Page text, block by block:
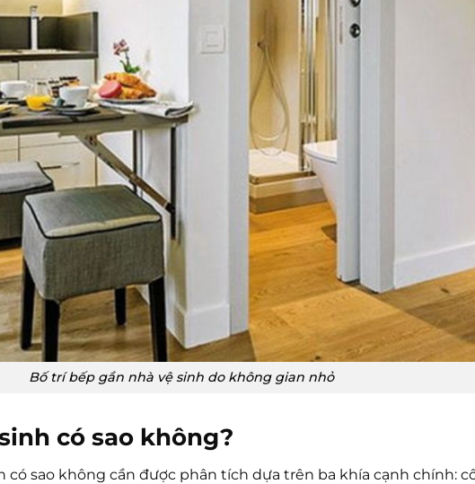
Bố trí bếp gần nhà vệ sinh do không gian nhỏ
có sao không?
có sao không cần được phân tích dựa trên ba khía cạnh chính: